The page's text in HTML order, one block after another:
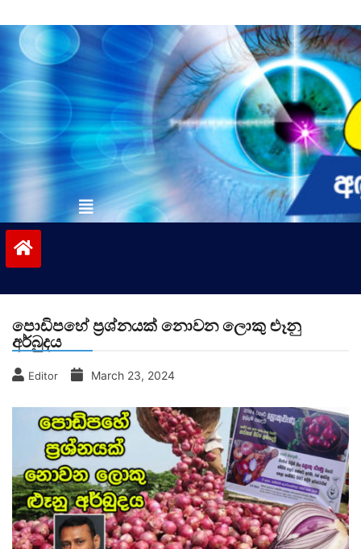
to
contentvinivida.lk
පොඩිපහේ ප්‍රශ්නයක් නොවන ලොකු ළුෑනු
අර්බුදය
Editor March 23, 2024